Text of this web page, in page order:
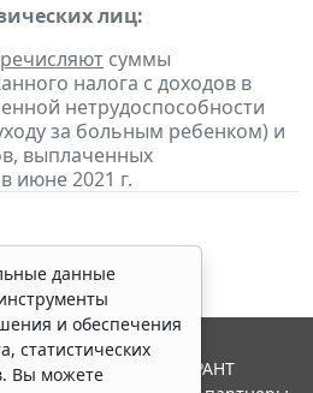
лиц:
суммы
налога с доходов в
нетрудоспособности
за больным ребенком) и
выплаченных
июне 2021 г.
данные
и обеспечения
статистических
Вы можете
2026. Система ГАРАНТ